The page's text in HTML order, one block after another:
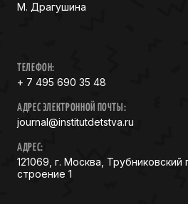
М. Драгушина
ТЕЛЕФОН:
+ 7 495 690 35 48
АДРЕС ЭЛЕКТРОННОЙ ПОЧТЫ:
journal@institutdetstva.ru
АДРЕС:
121069, г. Москва, Трубниковский
строение 1